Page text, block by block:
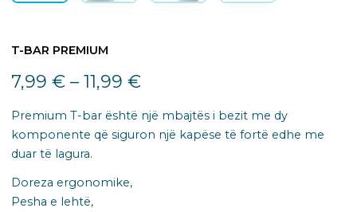
T-BAR PREMIUM
7,99 €– 11,99 €
Premium T-bar është një mbajtës i bezit me dy
komponente që siguron një kapëse të fortë edhe me
duar të lagura.
Doreza ergonomike,
Pesha e lehtë,